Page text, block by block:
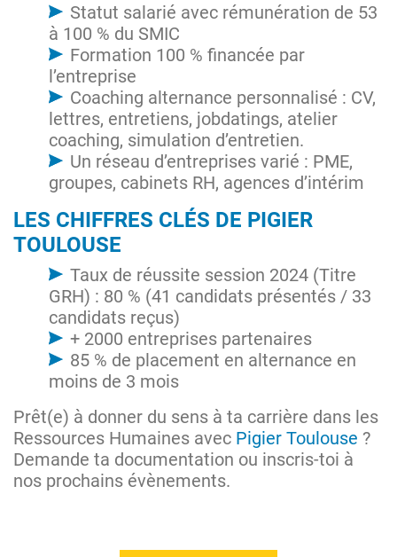
Statut salarié avec rémunération de 53
à 100 % du SMIC
Formation 100 % financée par
l’entreprise
Coaching alternance personnalisé : CV,
lettres, entretiens, jobdatings, atelier
coaching, simulation d’entretien.
Un réseau d’entreprises varié : PME,
groupes, cabinets RH, agences d’intérim
LES CHIFFRES CLÉS DE PIGIER
TOULOUSE
Taux de réussite session 2024 (Titre
GRH) : 80 % (41 candidats présentés / 33
candidats reçus)
+ 2000 entreprises partenaires
85 % de placement en alternance en
moins de 3 mois
Prêt(e) à donner du sens à ta carrière dans les
Ressources Humaines avec Pigier Toulouse ?
Demande ta documentation ou inscris-toi à
nos prochains évènements.